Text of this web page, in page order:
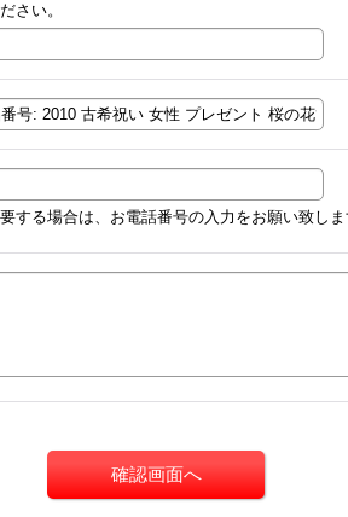
さい。
する場合は、お電話番号の入力をお願い致し